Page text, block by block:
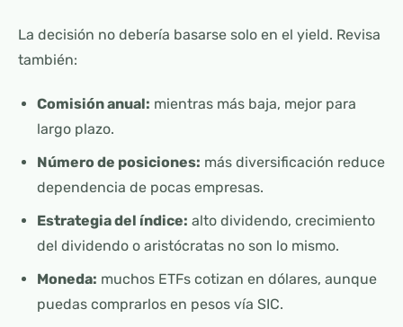
La decisión no debería basarse solo en el yield. Revisa
también:
Comisión anual: mientras más baja, mejor para
largo plazo.
Número de posiciones: más diversificación reduce
dependencia de pocas empresas.
Estrategia del índice: alto dividendo, crecimiento
del dividendo o aristócratas no son lo mismo.
Moneda: muchos ETFs cotizan en dólares, aunque
puedas comprarlos en pesos vía SIC.